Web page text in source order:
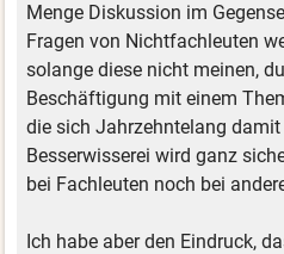
Menge Diskussion im
Fragen von Nichtfachleuten
solange diese nicht meinen,
Beschäftigung mit einem
die sich Jahrzehntelang
Besserwisserei wird ganz
bei Fachleuten noch bei
Ich habe aber den Eindruck,